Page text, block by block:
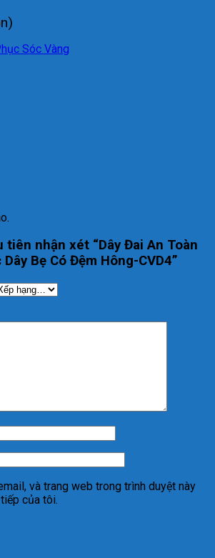
Sóc Vàng
tiên nhận xét “Dây Đai An Toàn
Bẹ Có Đệm Hông-CVD4”
và trang web trong trình duyệt này
của tôi.